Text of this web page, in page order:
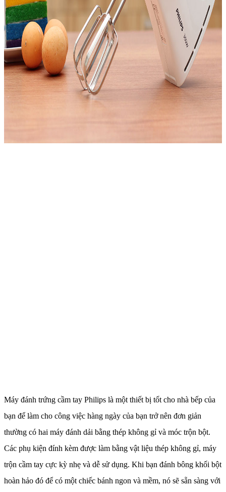
Máy đánh trứng cầm tay Philips là một thiết bị tốt cho nhà bếp của
bạn để làm cho công việc hàng ngày của bạn trở nên đơn giản
thường có hai máy đánh dải bằng thép không gỉ và móc trộn bột.
Các phụ kiện đính kèm được làm bằng vật liệu thép không gỉ, máy
trộn cầm tay cực kỳ nhẹ và dễ sử dụng. Khi bạn đánh bông khối bột
hoàn hảo đó để có một chiếc bánh ngon và mềm, nó sẽ sẵn sàng với